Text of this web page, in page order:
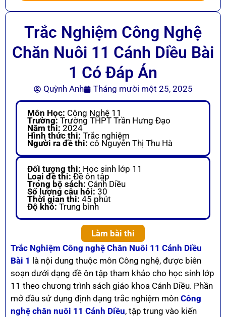
Trắc Nghiệm Công Nghệ
Chăn Nuôi 11 Cánh Diều Bài
1 Có Đáp Án
Quỳnh Anh Tháng mười một 25, 2025
Môn Học: Công Nghệ 11
Trường: Trường THPT Trần Hưng Đạo
Năm thi: 2024
Hình thức thi: Trắc nghiệm
Người ra đề thi: cô Nguyễn Thị Thu Hà
Đối tượng thi: Học sinh lớp 11
Loại đề thi: Đề ôn tập
Trong bộ sách: Cánh Diều
Số lượng câu hỏi: 30
Thời gian thi: 45 phút
Độ khó: Trung bình
Làm bài thi
Trắc Nghiệm Công nghệ Chăn Nuôi 11 Cánh Diều
Bài 1 là nội dung thuộc môn Công nghệ, được biên
soạn dưới dạng đề ôn tập tham khảo cho học sinh lớp
11 theo chương trình sách giáo khoa Cánh Diều. Phần
mở đầu sử dụng định dạng trắc nghiệm môn Công
nghệ chăn nuôi 11 Cánh Diều, tập trung vào kiến